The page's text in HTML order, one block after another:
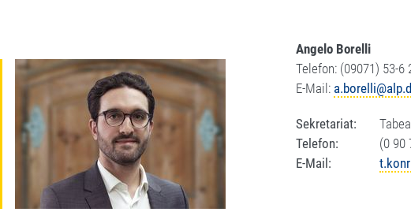
Angelo Borelli
Telefon: (09071) 53-6
E-Mail:
Sekretariat:
Telefon:
(0 90
E-Mail: